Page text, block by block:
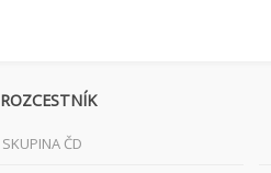
ROZCESTNÍK
SKUPINA ČD